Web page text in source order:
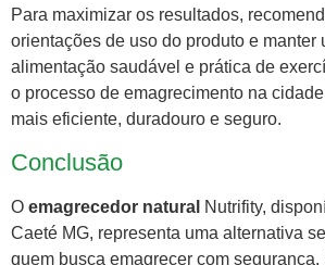
Para maximizar os resultados,
orientações de uso do produto e manter
alimentação saudável e prática de
o processo de emagrecimento na
mais eficiente, duradouro e seguro.
Conclusão
O emagrecedor natural Nutrifity,
Caeté MG, representa uma alternativa
quem busca emagrecer com